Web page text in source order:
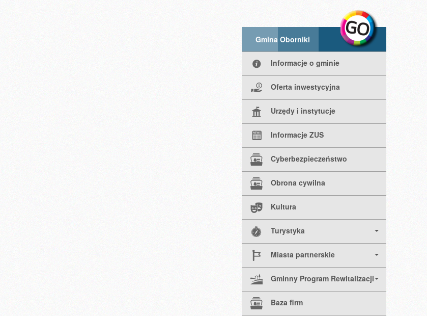
Gmina Oborniki
Informacje o gminie
Oferta inwestycyjna
Urzędy i instytucje
Informacje ZUS
Cyberbezpieczeństwo
Obrona cywilna
Kultura
Turystyka
Miasta partnerskie
Gminny Program Rewitalizacji
Baza firm